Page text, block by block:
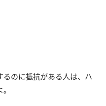
のに抵抗がある人は、ハ